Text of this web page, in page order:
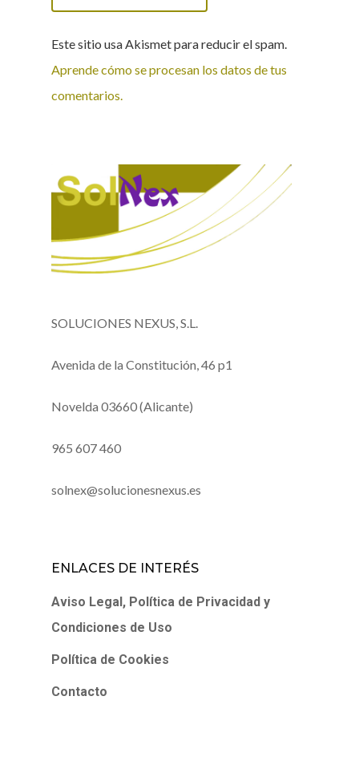
Este sitio usa Akismet para reducir el spam.
Aprende cómo se procesan los datos de tus
comentarios.
SOLUCIONES NEXUS, S.L.
Avenida de la Constitución, 46 p1
Novelda 03660 (Alicante)
965 607 460
solnex@solucionesnexus.es
ENLACES DE INTERÉS
Aviso Legal, Política de Privacidad y
Condiciones de Uso
Política de Cookies
Contacto